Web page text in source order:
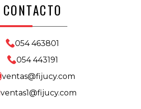
CONTACTO
054 463801
054 443191
ventas@fijucy.com
ventas1@fijucy.com